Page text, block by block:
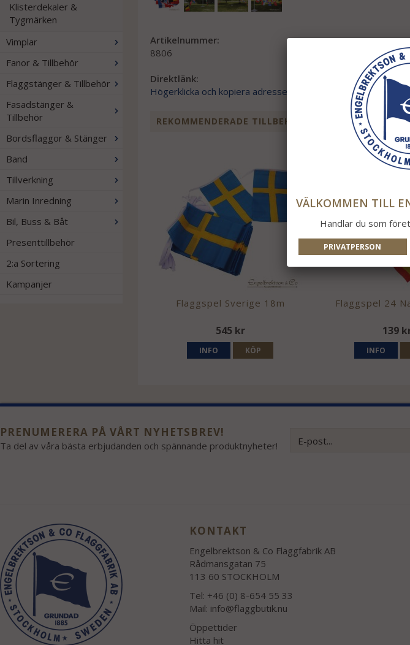
Klisterdekaler &
Tygmärken
Vimplar
Fanor & Tillbehör
Flaggstänger & Tillbehör
Fasadstänger &
Tillbehör
Bordsflaggor & Stänger
Band
Tillverkning
Marin Inredning
Bil, Buss & Båt
Presenttillbehör
2:a Sortering
Kampanjer
Artikelnummer:
8806
Direktlänk:
Högerklicka och kopiera adressen
REKOMMENDERADE TILLBEHÖR TILL DENNA
Flaggspel Sverige 18m
545 kr
INFO KÖP
Flaggspel 24
139
INFO
PRENUMERERA PÅ VÅRT NYHETSBREV!
Ta del av våra bästa erbjudanden och spännande produktnyheter!
KONTAKT
Engelbrektson & Co Flaggfabrik AB
Rådmansgatan 75
113 60 STOCKHOLM
Tel: +46 (0) 8-654 55 33
Mail: info@flaggbutik.nu
Öppettider
Hitta hit
VÄLKOMMEN TILL
Handlar du som
PRIVATPERSON